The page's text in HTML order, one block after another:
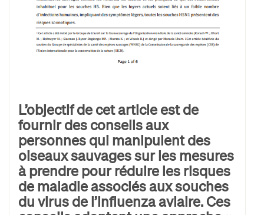
L’objectif de cet article est de
fournir des conseils aux
personnes qui manipulent des
oiseaux sauvages sur les mesures
à prendre pour réduire les risques
de maladie associés aux souches
du virus de l’influenza aviaire. Ces